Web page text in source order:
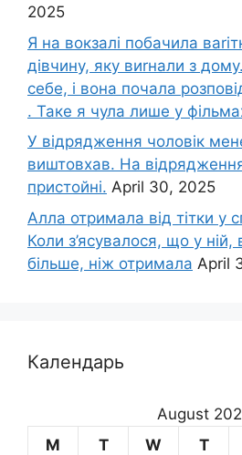
2025
Я на вокзалі побачила
дівчину, яку виrнали з
себе, і вона почала
. Таке я чула лише у
У відрядження чоловік
виштовхав. На
пристойні. April 30, 2025
Алла отримала від тітки у
Коли з’ясувалося, що у ній,
більше, ніж отримала April
Календарь
August
M
T W T